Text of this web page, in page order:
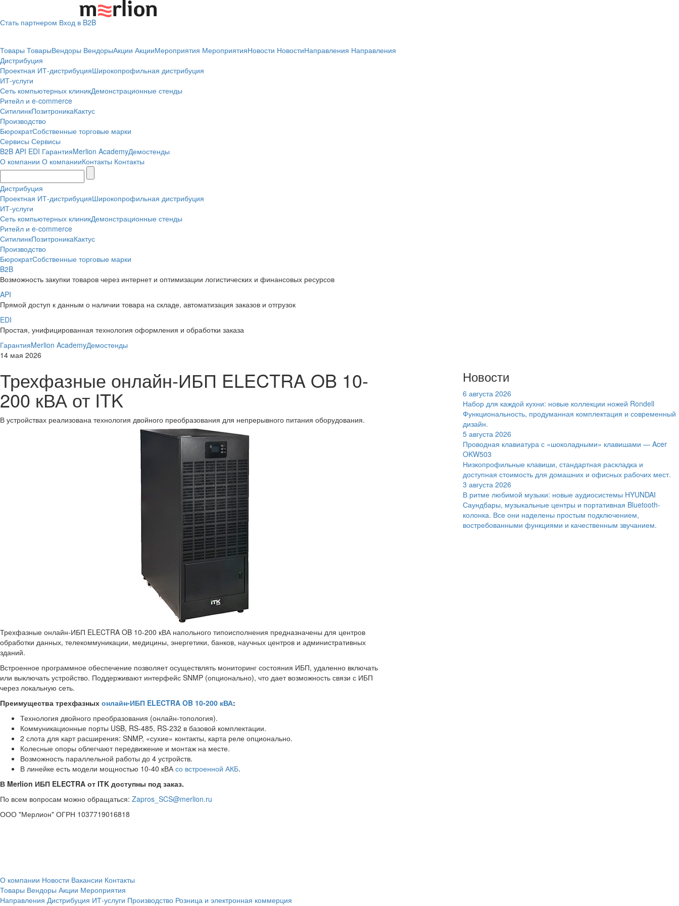
Стать партнером Вход в B2B
Товары ТоварыВендоры ВендорыАкции АкцииМероприятия МероприятияНовости НовостиНаправления Направления
Дистрибуция
Проектная ИТ-дистрибуцияШирокопрофильная дистрибуция
ИТ-услуги
Сеть компьютерных клиникДемонстрационные стенды
Ритейл и e-commerce
СитилинкПозитроникаКактус
Производство
БюрократСобственные торговые марки
Сервисы Сервисы
B2B API EDI ГарантияMerlion AcademyДемостенды
О компании О компанииКонтакты Контакты
Дистрибуция
Проектная ИТ-дистрибуцияШирокопрофильная дистрибуция
ИТ-услуги
Сеть компьютерных клиникДемонстрационные стенды
Ритейл и e-commerce
СитилинкПозитроникаКактус
Производство
БюрократСобственные торговые марки
B2B
Возможность закупки товаров через интернет и оптимизации логистических и финансовых ресурсов
API
Прямой доступ к данным о наличии товара на складе, автоматизация заказов и отгрузок
EDI
Простая, унифицированная технология оформления и обработки заказа
ГарантияMerlion AcademyДемостенды
14 мая 2026
Трехфазные онлайн-ИБП ELECTRA OB 10-
200 кВА от ITK
В устройствах реализована технология двойного преобразования для непрерывного питания оборудования.
Трехфазные онлайн-ИБП ELECTRA OB 10-200 кВА напольного типоисполнения предназначены для центров
обработки данных, телекоммуникации, медицины, энергетики, банков, научных центров и административных
зданий.
Встроенное программное обеспечение позволяет осуществлять мониторинг состояния ИБП, удаленно включать
или выключать устройство. Поддерживают интерфейс SNMP (опционально), что дает возможность связи с ИБП
через локальную сеть.
Преимущества трехфазных онлайн-ИБП ELECTRA OB 10-200 кВА:
Технология двойного преобразования (онлайн-топология).
Коммуникационные порты USB, RS-485, RS-232 в базовой комплектации.
2 слота для карт расширения: SNMP, «сухие» контакты, карта реле опционально.
Колесные опоры облегчают передвижение и монтаж на месте.
Возможность параллельной работы до 4 устройств.
В линейке есть модели мощностью 10-40 кВАсо встроенной АКБ.
В Merlion ИБП ELECTRA от ITK доступны под заказ.
По всем вопросам можно обращаться: Zapros_SCS@merlion.ru
ООО "Мерлион" ОГРН 1037719016818
Новости
6 августа 2026
Набор для каждой кухни: новые коллекции ножей Rondell
Функциональность, продуманная комплектация и современный
дизайн.
5 августа 2026
Проводная клавиатура с «шоколадными» клавишами — Acer
OKW503
Низкопрофильные клавиши, стандартная раскладка и
доступная стоимость для домашних и офисных рабочих мест.
3 августа 2026
В ритме любимой музыки: новые аудиосистемы HYUNDAI
Саундбары, музыкальные центры и портативная Bluetooth-
колонка. Все они наделены простым подключением,
востребованными функциями и качественным звучанием.
О компании Новости Вакансии Контакты
Товары Вендоры Акции Мероприятия
Направления Дистрибуция ИТ-услуги Производство Розница и электронная коммерция